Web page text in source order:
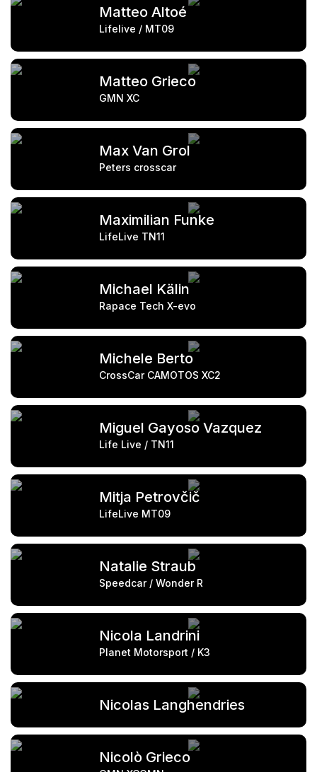
Matteo Altoé
Lifelive / MT09
Matteo Grieco
GMN XC
Max Van Grol
Peters crosscar
Maximilian Funke
LifeLive TN11
Michael Kälin
Rapace Tech X-evo
Michele Berto
CrossCar CAMOTOS XC2
Miguel Gayoso Vazquez
Life Live / TN11
Mitja Petrovčič
LifeLive MT09
Natalie Straub
Speedcar / Wonder R
Nicola Landrini
Planet Motorsport / K3
Nicolas Langhendries
Nicolò Grieco